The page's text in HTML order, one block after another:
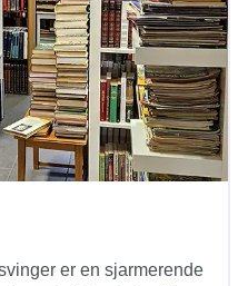
er en sjarmerende